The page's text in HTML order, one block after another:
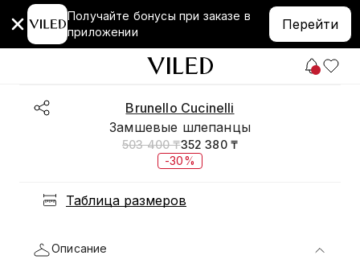
Получайте бонусы при заказе в
приложении
Перейти
Brunello Cucinelli
Замшевые шлепанцы
503 400 ₸352 380 ₸
-30%
Таблица размеров
Описание